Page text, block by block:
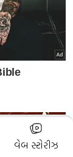
વેબ સ્ટોરીઝ